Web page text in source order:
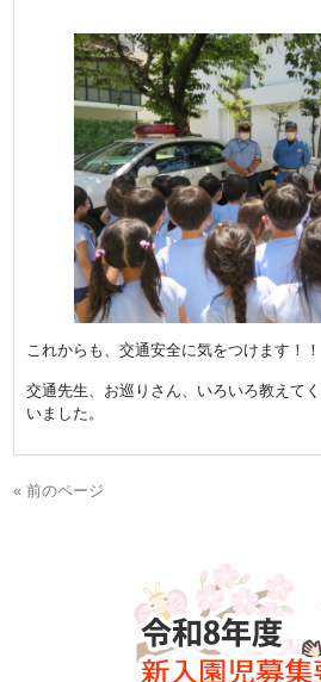
これからも、交通安全に気をつけます！！
交通先生、お巡りさん、いろいろ教えて
いました。
« 前のページ